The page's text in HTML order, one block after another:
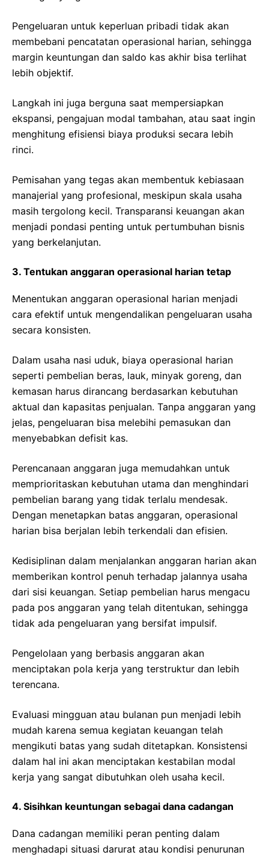
Pengeluaran untuk keperluan pribadi tidak akan
membebani pencatatan operasional harian, sehingga
margin keuntungan dan saldo kas akhir bisa terlihat
lebih objektif.
Langkah ini juga berguna saat mempersiapkan
ekspansi, pengajuan modal tambahan, atau saat ingin
menghitung efisiensi biaya produksi secara lebih
rinci.
Pemisahan yang tegas akan membentuk kebiasaan
manajerial yang profesional, meskipun skala usaha
masih tergolong kecil. Transparansi keuangan akan
menjadi pondasi penting untuk pertumbuhan bisnis
yang berkelanjutan.
3. Tentukan anggaran operasional harian tetap
Menentukan anggaran operasional harian menjadi
cara efektif untuk mengendalikan pengeluaran usaha
secara konsisten.
Dalam usaha nasi uduk, biaya operasional harian
seperti pembelian beras, lauk, minyak goreng, dan
kemasan harus dirancang berdasarkan kebutuhan
aktual dan kapasitas penjualan. Tanpa anggaran yang
jelas, pengeluaran bisa melebihi pemasukan dan
menyebabkan defisit kas.
Perencanaan anggaran juga memudahkan untuk
memprioritaskan kebutuhan utama dan menghindari
pembelian barang yang tidak terlalu mendesak.
Dengan menetapkan batas anggaran, operasional
harian bisa berjalan lebih terkendali dan efisien.
Kedisiplinan dalam menjalankan anggaran harian akan
memberikan kontrol penuh terhadap jalannya usaha
dari sisi keuangan. Setiap pembelian harus mengacu
pada pos anggaran yang telah ditentukan, sehingga
tidak ada pengeluaran yang bersifat impulsif.
Pengelolaan yang berbasis anggaran akan
menciptakan pola kerja yang terstruktur dan lebih
terencana.
Evaluasi mingguan atau bulanan pun menjadi lebih
mudah karena semua kegiatan keuangan telah
mengikuti batas yang sudah ditetapkan. Konsistensi
dalam hal ini akan menciptakan kestabilan modal
kerja yang sangat dibutuhkan oleh usaha kecil.
4. Sisihkan keuntungan sebagai dana cadangan
Dana cadangan memiliki peran penting dalam
menghadapi situasi darurat atau kondisi penurunan